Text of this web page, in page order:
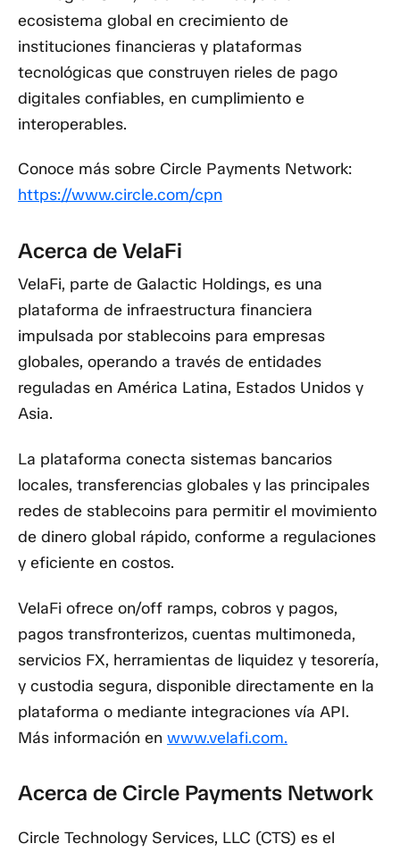
ecosistema global en crecimiento de
instituciones financieras y plataformas
tecnológicas que construyen rieles de pago
digitales confiables, en cumplimiento e
interoperables.
Conoce más sobre Circle Payments Network:
https://www.circle.com/cpn
Acerca de VelaFi
VelaFi, parte de Galactic Holdings, es una
plataforma de infraestructura financiera
impulsada por stablecoins para empresas
globales, operando a través de entidades
reguladas en América Latina, Estados Unidos y
Asia.
La plataforma conecta sistemas bancarios
locales, transferencias globales y las principales
redes de stablecoins para permitir el movimiento
de dinero global rápido, conforme a regulaciones
y eficiente en costos.
VelaFi ofrece on/off ramps, cobros y pagos,
pagos transfronterizos, cuentas multimoneda,
servicios FX, herramientas de liquidez y tesorería,
y custodia segura, disponible directamente en la
plataforma o mediante integraciones vía API.
Más información en www.velafi.com.
Acerca de Circle Payments Network
Circle Technology Services, LLC (CTS) es el